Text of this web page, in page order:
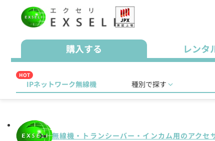
購入する レンタ
HOT
IPネットワーク無線機 種別で探す
無線機・トランシーバー・インカム用のアクセ